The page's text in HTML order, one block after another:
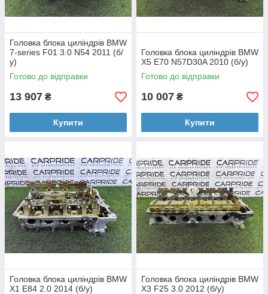
Головка блока циліндрів BMW
7-series F01 3.0 N54 2011 (б/
у)
Готово до відправки
13 907 ₴
Купити
Головка блока циліндрів BMW
X5 E70 N57D30A 2010 (б/у)
Готово до відправки
10 007 ₴
Купити
Головка блока циліндрів BMW
X1 E84 2.0 2014 (б/у)
Головка блока циліндрів BMW
X3 F25 3.0 2012 (б/у)